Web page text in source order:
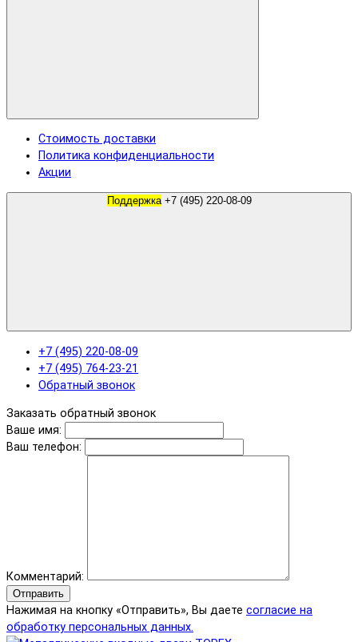
Стоимость доставки
Политика конфиденциальности
Акции
Поддержка +7 (495) 220-08-09
+7 (495) 220-08-09
+7 (495) 764-23-21
Обратный звонок
Заказать обратный звонок
Ваше имя:
Ваш телефон:
Комментарий:
Отправить
Нажимая на кнопку «Отправить», Вы даете согласие на
обработку персональных данных.